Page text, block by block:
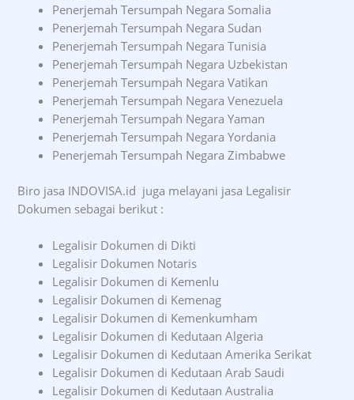
Penerjemah Tersumpah Negara Somalia
Penerjemah Tersumpah Negara Sudan
Penerjemah Tersumpah Negara Tunisia
Penerjemah Tersumpah Negara Uzbekistan
Penerjemah Tersumpah Negara Vatikan
Penerjemah Tersumpah Negara Venezuela
Penerjemah Tersumpah Negara Yaman
Penerjemah Tersumpah Negara Yordania
Penerjemah Tersumpah Negara Zimbabwe
Biro jasa INDOVISA.id juga melayani jasa Legalisir
Dokumen sebagai berikut :
Legalisir Dokumen di Dikti
Legalisir Dokumen Notaris
Legalisir Dokumen di Kemenlu
Legalisir Dokumen di Kemenag
Legalisir Dokumen di Kemenkumham
Legalisir Dokumen di Kedutaan Algeria
Legalisir Dokumen di Kedutaan Amerika Serikat
Legalisir Dokumen di Kedutaan Arab Saudi
Legalisir Dokumen di Kedutaan Australia